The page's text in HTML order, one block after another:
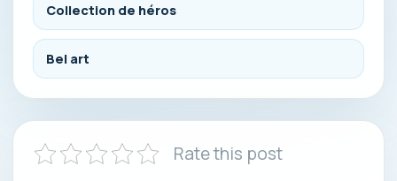
Collection de héros
Bel art
Rate this post